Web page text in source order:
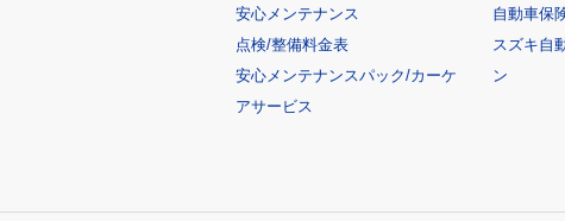
安心メンテナンス
点検/整備料金表
安心メンテナンスパック/カーケ
アサービス
自動車保
スズキ自
ン